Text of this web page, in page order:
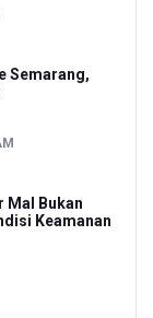
Semarang,
Mal Bukan
Keamanan